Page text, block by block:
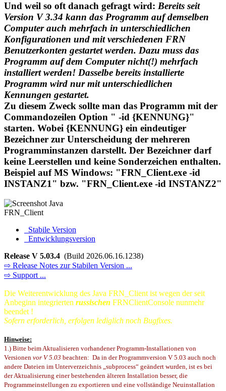
Und weil so oft danach gefragt wird: Bereits seit
Version V 3.34 kann das Programm auf demselben
Computer auch mehrfach in unterschiedlichen
Konfigurationen und mit verschiedenen FRN
Benutzerkonten gestartet werden. Dazu muss das
Programm auf dem Computer nicht(!) mehrfach
installiert werden! Dasselbe bereits installierte
Programm wird nur mit unterschiedlichen
Kennungen gestartet.
Zu diesem Zweck sollte man das Programm mit der
Commandozeilen Option " -id {KENNUNG}"
starten. Wobei {KENNUNG} ein eindeutiger
Bezeichner zur Unterscheidung der mehreren
Programminstanzen darstellt. Der Bezeichner darf
keine Leerstellen und keine Sonderzeichen enthalten.
Beispiel auf MS Windows: "FRN_Client.exe -id
INSTANZ1" bzw. "FRN_Client.exe -id INSTANZ2"
Stabile Version
Entwicklungsversion
Release V 5.03.4 (Build 2026.06.16.1238)
⇨ Release Notes zur Stabilen Version ...
⇨ Support ...
Die Weiterentwicklung des Java FRN_Client ist wegen der seit
Anbeginn integrierten russischen FRNClientConsole nunmehr
beendet !
Sofern erforderlich, erfolgen lediglich noch Bugfixes.
Hinweise:
1.) Bitte beim Aktualisieren vorhandener Programm-Installationen von
Versionen vor V 5.03 beachten: Da in der Programmversion V 5.03 auch noch
andere Dateien im Unterverzeichnis „subprocess“ geändert wurden, ist es bei
der Aktualisierung einer bestehenden älteren Installation besser, die
Programmeinstellungen zu exportieren und eine vollständige Neuinstallation